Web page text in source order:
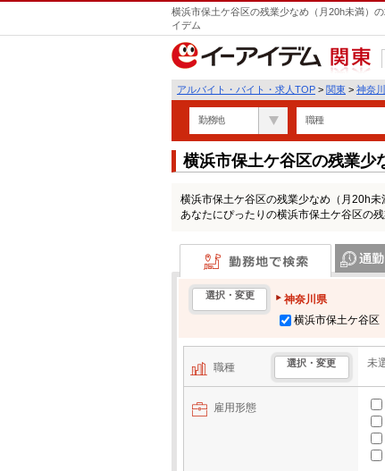
横浜市保土ケ谷区の残業少なめ（月20h未満）
イデム
関東
アルバイト・バイト・求人TOP > 関東 > 神奈
勤務地 職種
横浜市保土ケ谷区の残業少
横浜市保土ケ谷区の残業少なめ（月20h
あなたにぴったりの横浜市保土ケ谷区の
勤務地で検索
選択・変更
神奈川県
横浜市保土ケ谷区
職種 選択・変更 未
雇用形態